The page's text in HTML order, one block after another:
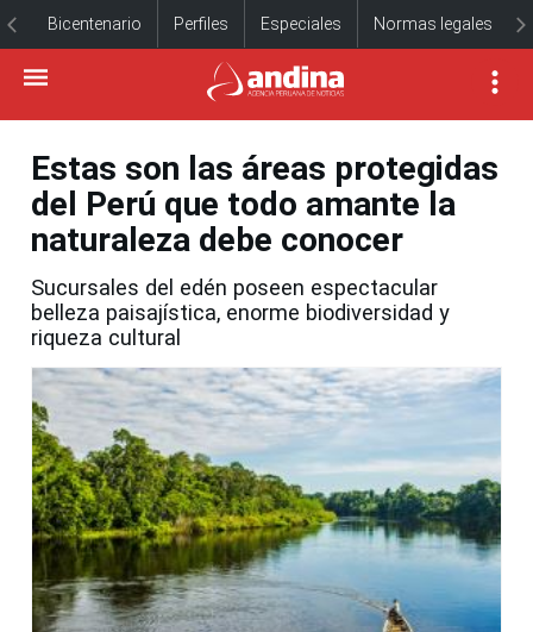
Bicentenario Perfiles Especiales Normas legales
Estas son las áreas protegidas
del Perú que todo amante la
naturaleza debe conocer
Sucursales del edén poseen espectacular
belleza paisajística, enorme biodiversidad y
riqueza cultural